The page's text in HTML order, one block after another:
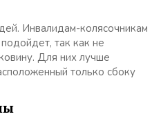
Инвалидам-колясочникам
так как не
Для них лучше
только сбоку